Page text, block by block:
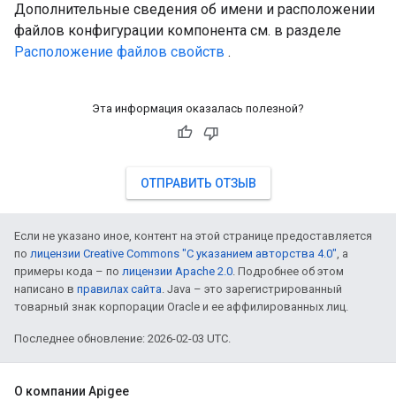
Дополнительные сведения об имени и расположении
файлов конфигурации компонента см. в разделе
Расположение файлов свойств .
Эта информация оказалась полезной?
ОТПРАВИТЬ ОТЗЫВ
Если не указано иное, контент на этой странице предоставляется
по лицензии Creative Commons "С указанием авторства 4.0", а
примеры кода – по лицензии Apache 2.0. Подробнее об этом
написано в правилах сайта. Java – это зарегистрированный
товарный знак корпорации Oracle и ее аффилированных лиц.
Последнее обновление: 2026-02-03 UTC.
О компании Apigee